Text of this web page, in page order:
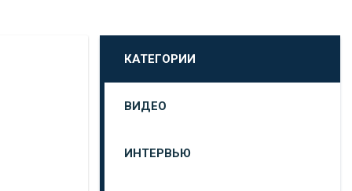
КАТЕГОРИИ
ВИДЕО
ИНТЕРВЬЮ